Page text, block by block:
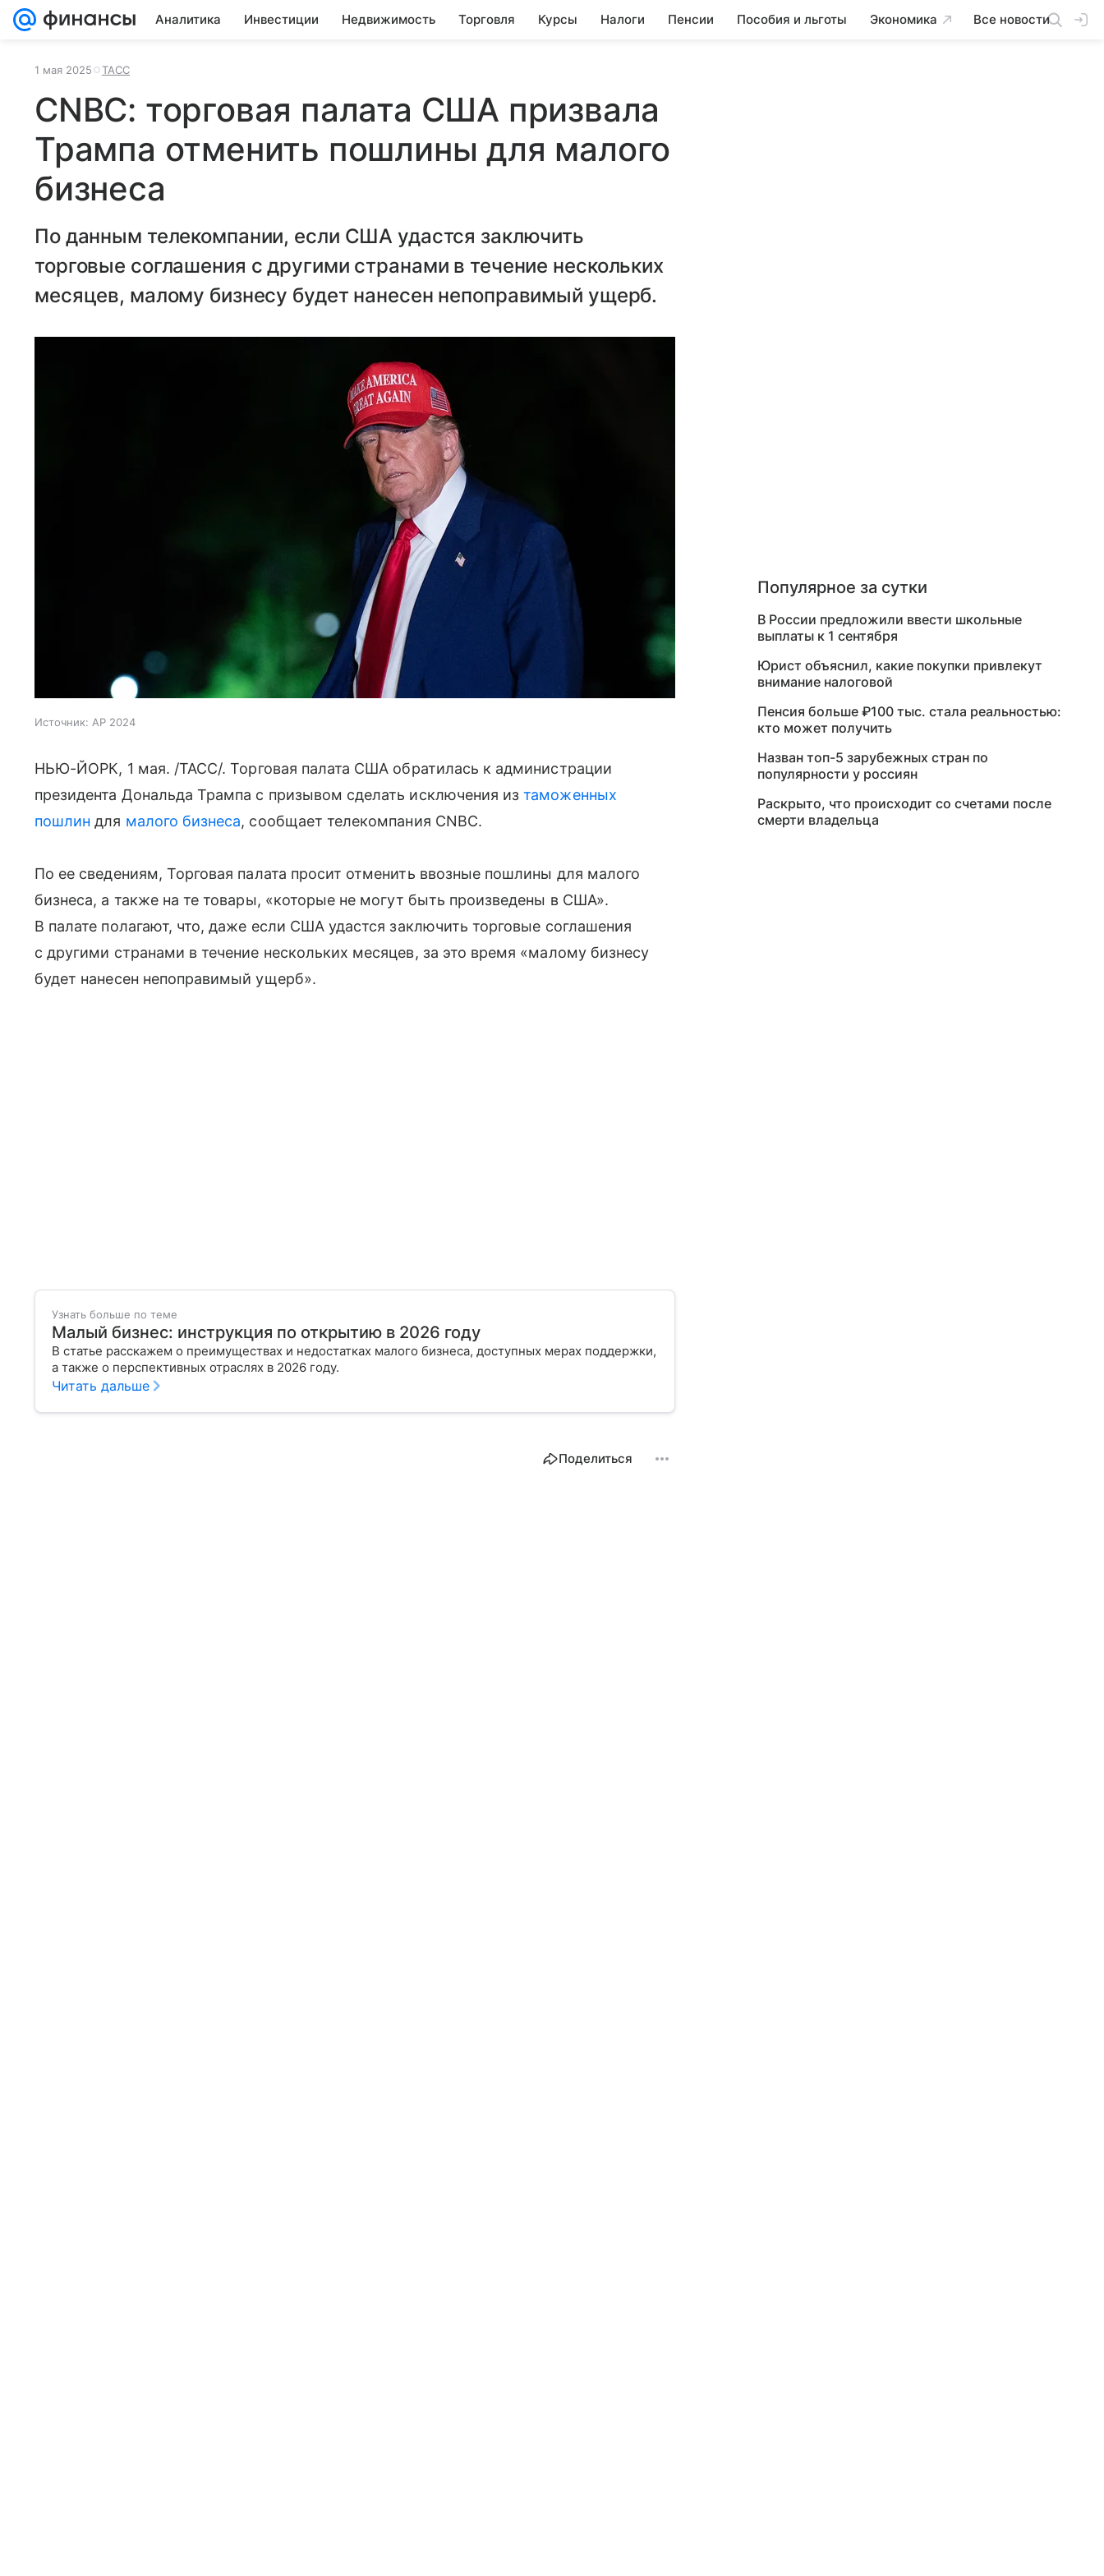
Аналитика Инвестиции Недвижимость Торговля Курсы Налоги Пенсии Пособия и льготы Экономика Все новости
1 мая 2025 ТАСС
CNBC: торговая палата США призвала
Трампа отменить пошлины для малого
бизнеса
По данным телекомпании, если США удастся заключить
торговые соглашения с другими странами в течение нескольких
месяцев, малому бизнесу будет нанесен непоправимый ущерб.
Источник: AP 2024
НЬЮ-ЙОРК, 1 мая. /ТАСС/. Торговая палата США обратилась к администрации
президента Дональда Трампа с призывом сделать исключения изтаможенных
пошлин для малого бизнеса, сообщает телекомпания CNBC.
По ее сведениям, Торговая палата просит отменить ввозные пошлины для малого
бизнеса, а также на те товары, «которые не могут быть произведены в США».
В палате полагают, что, даже если США удастся заключить торговые соглашения
с другими странами в течение нескольких месяцев, за это время «малому бизнесу
будет нанесен непоправимый ущерб».
Узнать больше по теме
Малый бизнес: инструкция по открытию в 2026 году
В статье расскажем о преимуществах и недостатках малого бизнеса, доступных мерах поддержки,
а также о перспективных отраслях в 2026 году.
Читать дальше
Поделиться
Популярное за сутки
В России предложили ввести школьные
выплаты к 1 сентября
Юрист объяснил, какие покупки привлекут
внимание налоговой
Пенсия больше ₽100 тыс. стала реальностью:
кто может получить
Назван топ-5 зарубежных стран по
популярности у россиян
Раскрыто, что происходит со счетами после
смерти владельца